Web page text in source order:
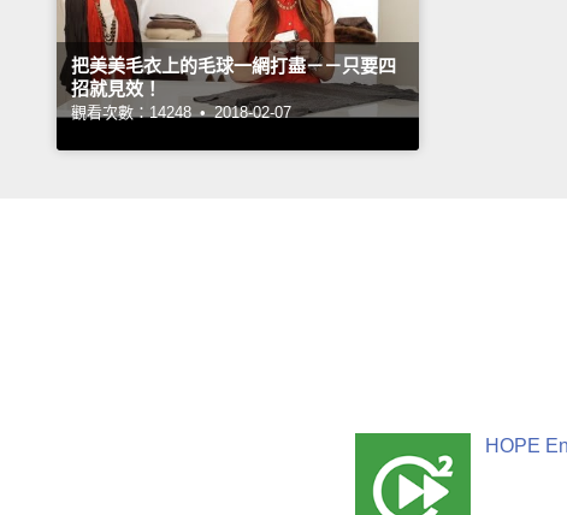
把美美毛衣上的毛球一網打盡－－只要四
招就見效！
觀看次數：14248 • 2018-02-07
HOPE